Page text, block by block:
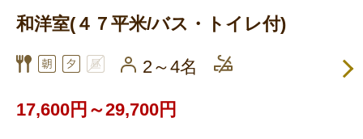
和洋室(４７平米/バス・トイレ付)
2～4名
17,600円～29,700円